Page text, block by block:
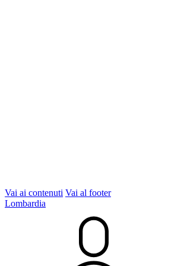
Vai ai contenuti Vai al footer
Lombardia